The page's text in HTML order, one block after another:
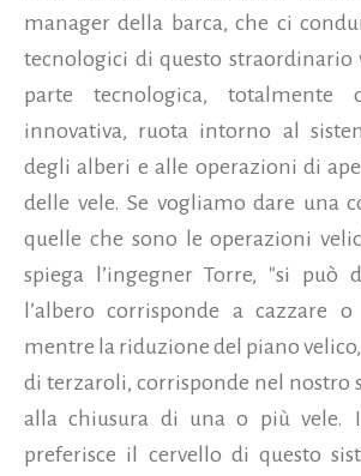
manager della barca, che ci
tecnologici di questo straordinario
parte tecnologica, totalmente
innovativa, ruota intorno al
degli alberi e alle operazioni di
delle vele. Se vogliamo dare una
quelle che sono le operazioni
spiega l’ingegner Torre, "si può
l’albero corrisponde a cazzare
mentre la riduzione del piano
di terzaroli, corrisponde nel nostro
alla chiusura di una o più vele.
preferisce il cervello di questo